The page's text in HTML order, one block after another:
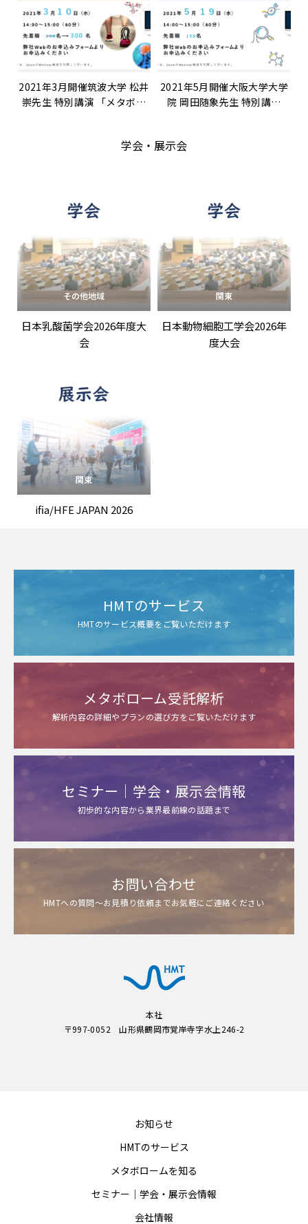
2021年3月開催筑波大学 松井
崇先生 特別講演 「メタボロ
ラクションの神経機構解明に
2021年5月開催大阪大学大学
院 岡田随象先生 特別講演
学会・展示会
その他地域
日本乳酸菌学会2026年度大
会
関東
日本動物細胞工学会2026年
度大会
関東
ifia/HFE JAPAN 2026
HMTのサービス
HMTのサービス概要をご覧いただけます
メタボローム受託解析
解析内容の詳細やプランの選び方をご覧いただけます
セミナー｜学会・展示会情報
初歩的な内容から業界最前線の話題まで
お問い合わせ
HMTへの質問～お見積り依頼までお気軽にご連絡ください
本社
〒997-0052 山形県鶴岡市覚岸寺字水上246-2
お知らせ
HMTのサービス
メタボロームを知る
セミナー｜学会・展示会情報
会社情報